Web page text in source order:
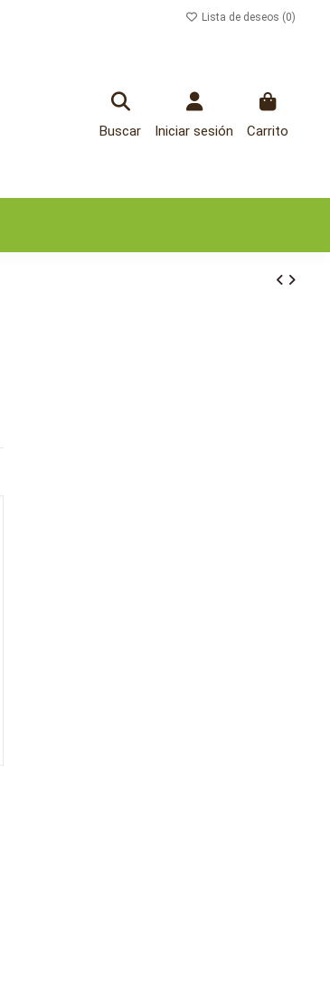
Lista de deseos (0)
Buscar Iniciar sesión Carrito